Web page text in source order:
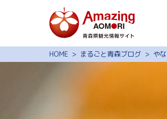
特集
スポッ
HOME まるごと青森ブログ や